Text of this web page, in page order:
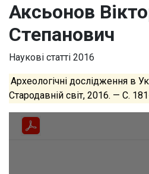
Аксьонов
Степанович
Наукові статті 2016
Археологічні дослідження в
Стародавній світ, 2016. — С.